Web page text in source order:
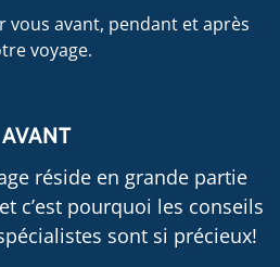
vous avant, pendant et après
voyage.
AVANT
réside en grande partie
c’est pourquoi les conseils
sont si précieux!